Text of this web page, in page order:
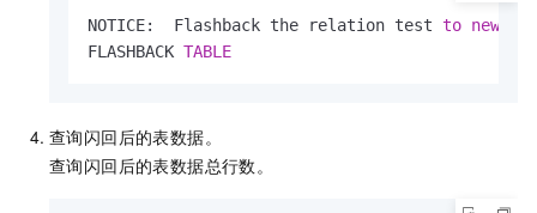
NOTICE:  Flashback the relation test to new
FLASHBACK TABLE
查询闪回后的表数据。
查询闪回后的表数据总行数。